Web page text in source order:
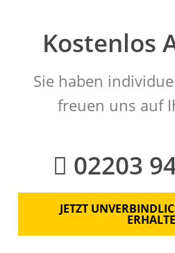
Kostenlos
Sie haben
freuen uns auf
02203
JETZT